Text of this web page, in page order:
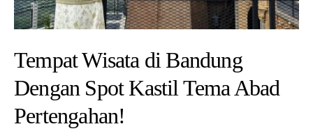
Tempat Wisata di Bandung
Dengan Spot Kastil Tema Abad
Pertengahan!